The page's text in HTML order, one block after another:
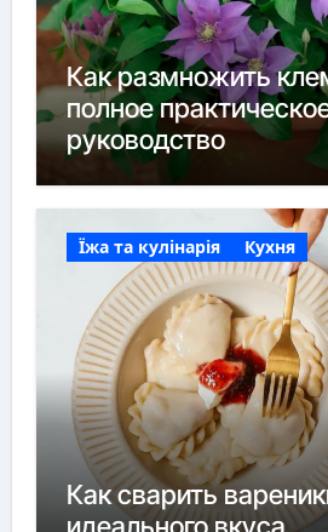
Как размножить
полное
руководство
Їжа та кулінарія Кухня
Как сварить